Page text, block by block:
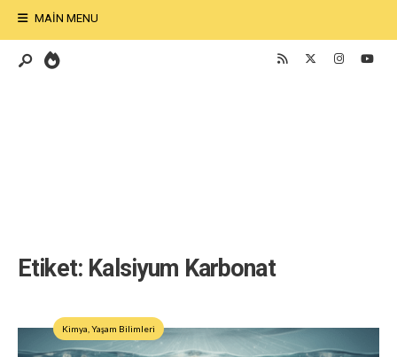
MAIN MENU
Etiket: Kalsiyum Karbonat
Kimya Yaşam Bilimleri